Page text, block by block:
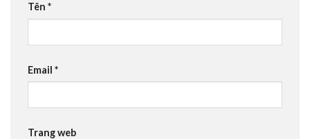
Tên *
Email *
Trang web